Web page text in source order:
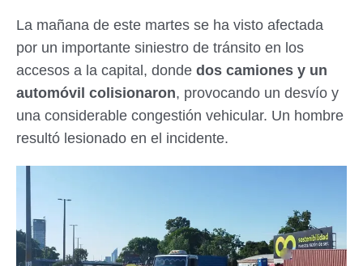
La mañana de este martes se ha visto afectada
por un importante siniestro de tránsito en los
accesos a la capital, donde dos camiones y un
automóvil colisionaron, provocando un desvío y
una considerable congestión vehicular. Un hombre
resultó lesionado en el incidente.